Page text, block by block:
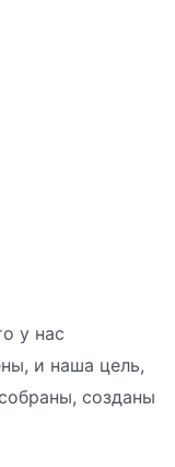
у нас
и наша цель,
созданы